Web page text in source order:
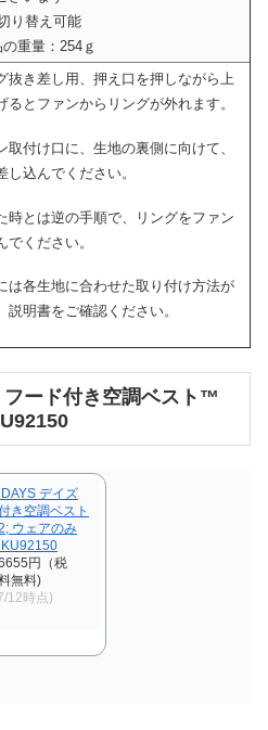
り替え可能
重量：254ｇ
抜き差し用、押え口を押しながら上
るとファンからリングが外れます。
取付け口に、生地の裏側に向けて、
し込んでください。
時とは逆の手順で、リングをファン
でください。
は各生地に合わせた取り付け方法が
説明書をご確認ください。
フード付き空調ベスト™
デイズ
き空調ベスト
ウェアのみ
円（税
無料)
12時点)